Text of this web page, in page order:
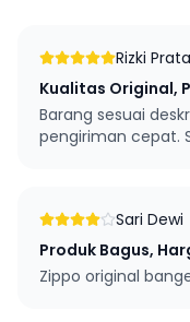
Rizki
Kualitas Original,
Barang sesuai
pengiriman cepat.
Sari Dewi
Produk Bagus,
Zippo original